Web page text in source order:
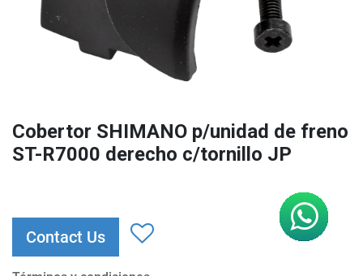
Cobertor SHIMANO p/unidad de freno
ST-R7000 derecho c/tornillo JP
Contact Us